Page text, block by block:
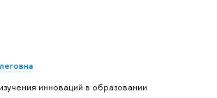
инноваций в образовании